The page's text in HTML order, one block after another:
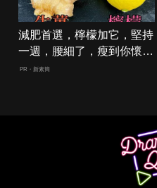
減肥首選，檸檬加它，堅持
一週，腰細了，瘦到你懷疑
人生
PR・新素簡